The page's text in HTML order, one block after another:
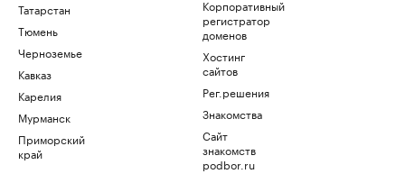
Татарстан
Тюмень
Черноземье
Кавказ
Карелия
Мурманск
Приморский
край
Корпоративный
регистратор
доменов
Хостинг
сайтов
Рег.решения
Знакомства
Сайт
знакомств
podbor.ru